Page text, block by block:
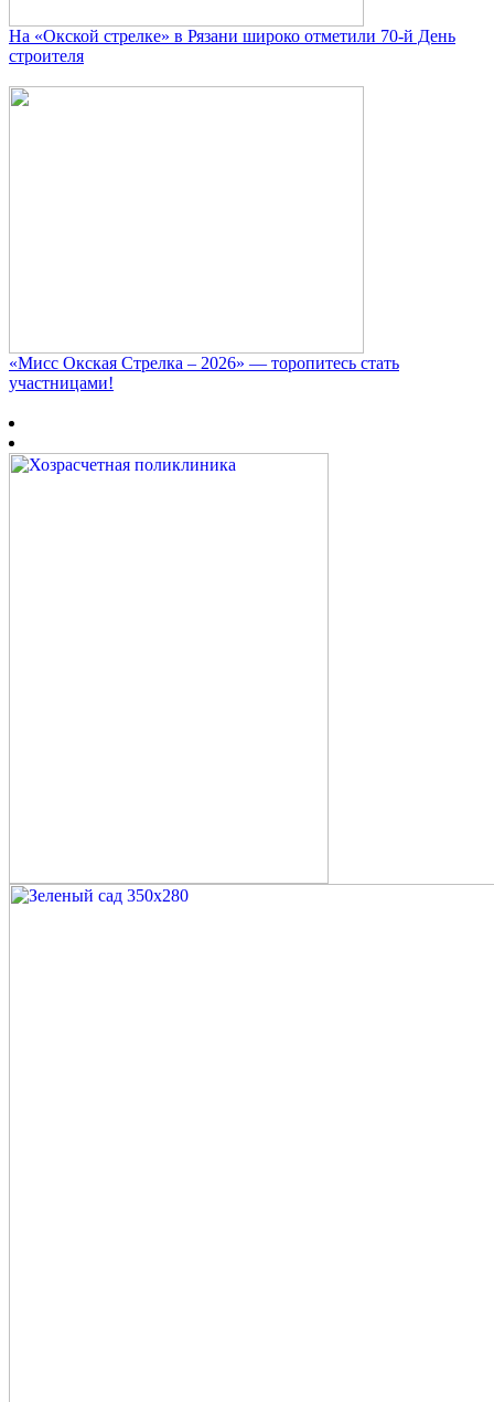
На «Окской стрелке» в Рязани широко отметили 70-й День
строителя
«Мисс Окская Стрелка – 2026» — торопитесь стать
участницами!